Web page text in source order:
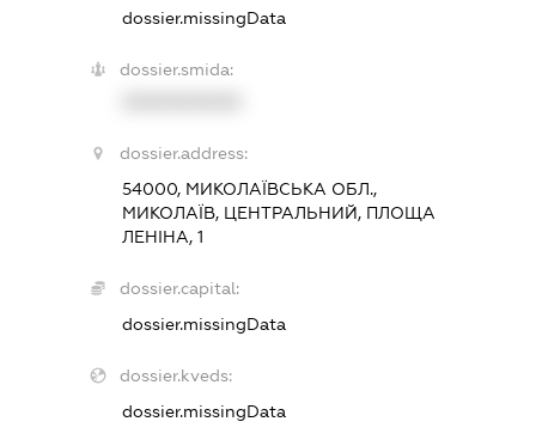
dossier.missingData
dossier.smida:
dossier.address:
54000, МИКОЛАЇВСЬКА ОБЛ.,
МИКОЛАЇВ, ЦЕНТРАЛЬНИЙ, ПЛОЩА
ЛЕНІНА, 1
dossier.capital:
dossier.missingData
dossier.kveds:
dossier.missingData